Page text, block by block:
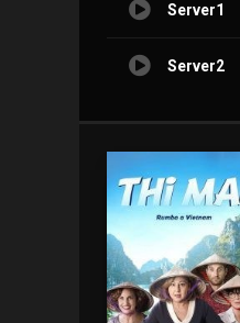
Server1
Server2